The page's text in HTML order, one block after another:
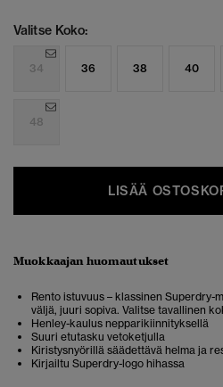
Valitse Koko:
34 36 38 40
48
LISÄÄ
Muokkaajan huomautukset
Rento istuvuus – klassinen Superdry-
väljä, juuri sopiva. Valitse tavallinen
Henley-kaulus nepparikiinnityksellä
Suuri etutasku vetoketjulla
Kiristysnyörillä säädettävä helma ja
Kirjailtu Superdry-logo hihassa